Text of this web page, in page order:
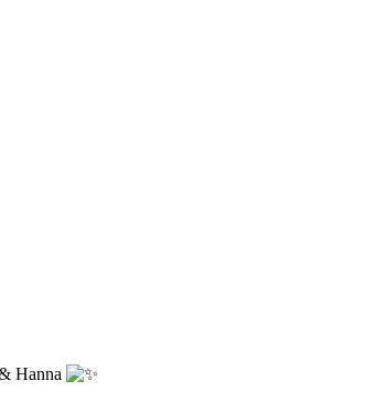
Hanna